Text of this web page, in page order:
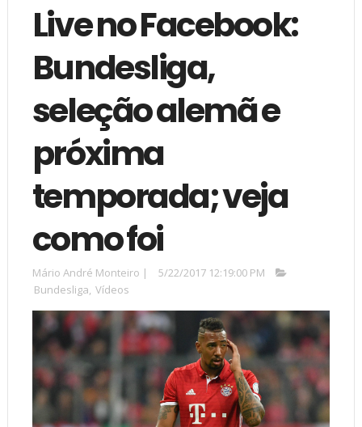
Live no Facebook:
Bundesliga,
seleção alemã e
próxima
temporada; veja
como foi
Mário André Monteiro |
5/22/2017 12:19:00 PM
Bundesliga, Vídeos